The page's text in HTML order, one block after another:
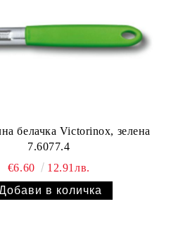
белачка Victorinox, зелена
7.6077.4
€6.60
12.91лв.